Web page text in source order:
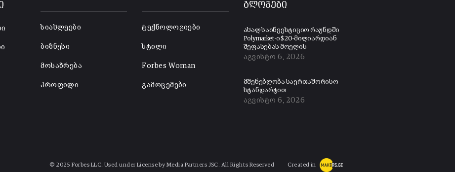
სიახლეები
ბიზნესი
მოსაზრება
პროფილი
ტექნოლოგიები
სტილი
Forbes Woman
გამოცემები
ბლოგები
ახალ საინვესტიციო რაუნდში
Polymarket-ი $20-მილიარდიან
შეფასებას მოელის
აგვისტო 6, 2026
მშენებლობა საერთაშორისო
სტანდარტით
აგვისტო 6, 2026
© 2025 Forbes LLC, Used under License by Media Partners JSC. All Rights Reserved Created in